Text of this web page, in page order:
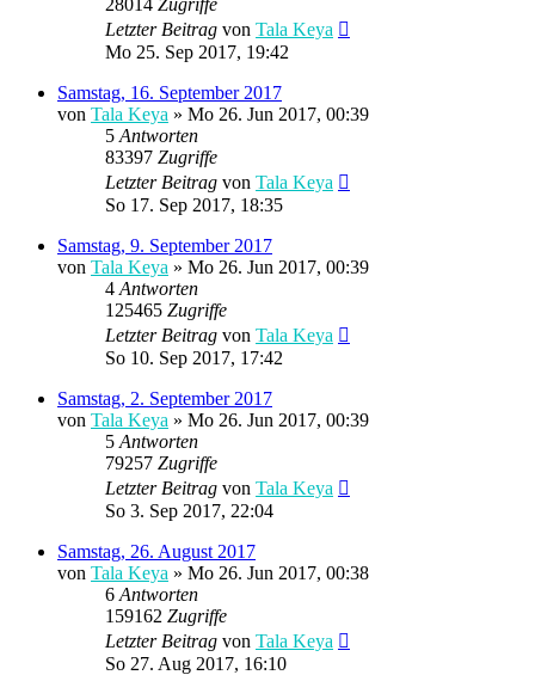
Letzter Beitrag von Tala Keya
Mo 25. Sep 2017, 19:42
Samstag, 16. September 2017
von Tala Keya » Mo 26. Jun 2017, 00:39
5 Antworten
83397 Zugriffe
Letzter Beitrag von Tala Keya
So 17. Sep 2017, 18:35
Samstag, 9. September 2017
von Tala Keya » Mo 26. Jun 2017, 00:39
4 Antworten
125465 Zugriffe
Letzter Beitrag von Tala Keya
So 10. Sep 2017, 17:42
Samstag, 2. September 2017
von Tala Keya » Mo 26. Jun 2017, 00:39
5 Antworten
79257 Zugriffe
Letzter Beitrag von Tala Keya
So 3. Sep 2017, 22:04
Samstag, 26. August 2017
von Tala Keya » Mo 26. Jun 2017, 00:38
6 Antworten
159162 Zugriffe
Letzter Beitrag von Tala Keya
So 27. Aug 2017, 16:10